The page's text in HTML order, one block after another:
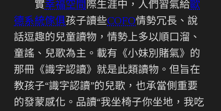
實幸福空間際生涯中，人們習氣給歐
德系統傢俱孩子讀些COFO情勢冗長、說
話逗趣的兒童讀物，情勢上多以順口溜、
童謠、兒歌為主。載有《小妹別賭氣》的
那冊《識字認讀》就是此類讀物。但旨在
教孩子“識字認讀”的兒歌，也承當側重要
的發蒙感化。品讀“我坐椅子你坐地，我吃